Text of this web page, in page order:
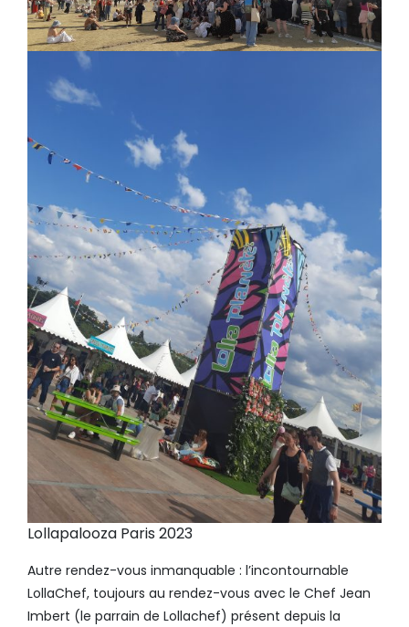
Lollapalooza Paris 2023
Autre rendez-vous inmanquable : l’incontournable
LollaChef, toujours au rendez-vous avec le Chef Jean
Imbert (le parrain de Lollachef) présent depuis la